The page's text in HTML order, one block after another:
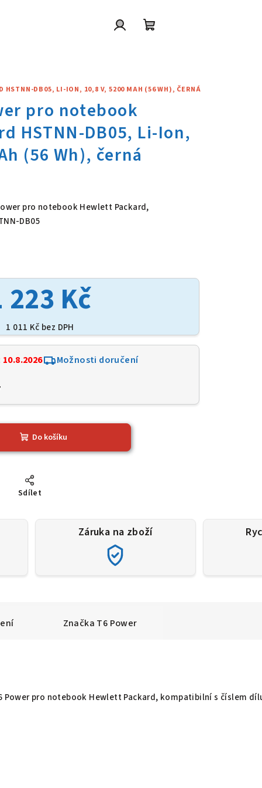
HSTNN-DB05, LI-ION, 10,8 V, 5200 MAH (56 WH), ČERNÁ
pro notebook Hewlett
pro notebook Hewlett Packard,
DB05
223 Kč
1 011 Kč bez DPH
10.8.2026 Možnosti doručení
Do košíku
Sdílet
Záruka na zboží
Značka T6 Power
Power pro notebook Hewlett Packard, kompatibilní s číslem